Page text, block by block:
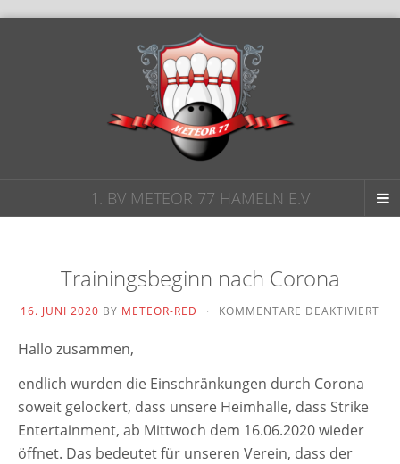
1. BV METEOR 77 HAMELN E.V
Trainingsbeginn nach Corona
16. JUNI 2020 BY METEOR-RED · KOMMENTARE DEAKTIVIERT
Hallo zusam­men,
end­lich wur­den die Einschränkungen durch Corona
soweit gelo­ckert, dass unse­re Heimhalle, dass Strike
Entertainment, ab Mittwoch dem 16.06.2020 wie­der
öff­net. Das bedeu­tet für unse­ren Verein, dass der